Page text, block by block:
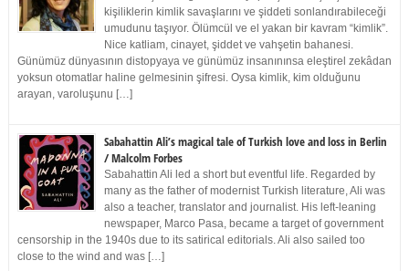
kişiliklerin kimlik savaşlarını ve şiddeti sonlandırabileceği
umudunu taşıyor. Ölümcül ve el yakan bir kavram “kimlik”.
Nice katliam, cinayet, şiddet ve vahşetin bahanesi.
Günümüz dünyasının distopyaya ve günümüz insanınınsa eleştirel zekâdan
yoksun otomatlar haline gelmesinin şifresi. Oysa kimlik, kim olduğunu
arayan, varoluşunu […]
Sabahattin Ali’s magical tale of Turkish love and loss in Berlin
/ Malcolm Forbes
Sabahattin Ali led a short but eventful life. Regarded by
many as the father of modernist Turkish literature, Ali was
also a teacher, translator and journalist. His left-leaning
newspaper, Marco Pasa, became a target of government
censorship in the 1940s due to its satirical editorials. Ali also sailed too
close to the wind and was […]